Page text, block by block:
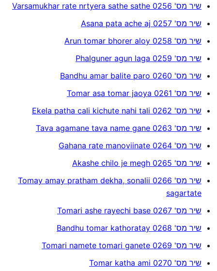
שיר מס' 0256 Varsamukhar rate nrtyera sathe sathe
שיר מס' 0257 Asana pata ache aj
שיר מס' 0258 Arun tomar bhorer aloy
שיר מס' 0259 Phalguner agun laga
שיר מס' 0260 Bandhu amar balite paro
שיר מס' 0261 Tomar asa tomar jaoya
שיר מס' 0262 Ekela patha cali kichute nahi tali
שיר מס' 0263 Tava agamane tava name gane
שיר מס' 0264 Gahana rate manoviinate
שיר מס' 0265 Akashe chilo je megh
שיר מס' 0266 Tomay amay pratham dekha, sonalii
sagartate
שיר מס' 0267 Tomari ashe rayechi base
שיר מס' 0268 Bandhu tomar kathoratay
שיר מס' 0269 Tomari namete tomari ganete
שיר מס' 0270 Tomar katha ami